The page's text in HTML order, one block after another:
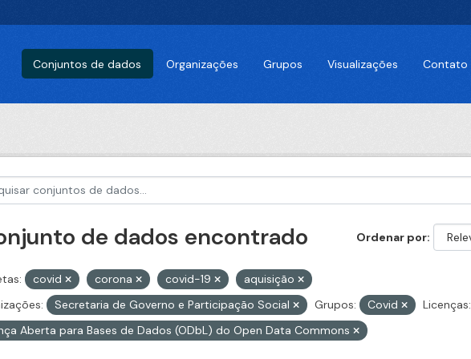
Conjuntos de dados Organizações Grupos Visualizações Contato
Ordenar por
de dados encontrado
covid corona covid-19
aquisição
Secretaria de Governo e Participação Social Grupos: Covid
Licenças:
Aberta para Bases de Dados (ODbL) do Open Data Commons